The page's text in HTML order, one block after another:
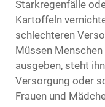
Starkregenfälle
Kartoffeln
schlechteren
Müssen
ausgeben, steht
Versorgung oder
Frauen und